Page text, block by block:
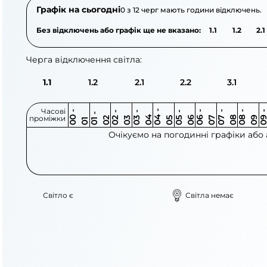
Графік на сьогодні0 з 12 черг мають години відключень.
Без відключень або графік ще не вказано: 1.1 1.2 2.1
Черга відключення світла:
1.1 1.2 2.1 2.2 3.1
Часові
проміжки 0
0
-
0 1 0
1
-
0 2 0 2
-
0 3 0 3
-
0 4 0 4
-
0 5 0 5
-
0 6 0 6
-
0 7 0 7
-
0 8 0 8
-
0 9 0
9
-
1
Очікуємо на погодинні графіки
Світло є Світла немає